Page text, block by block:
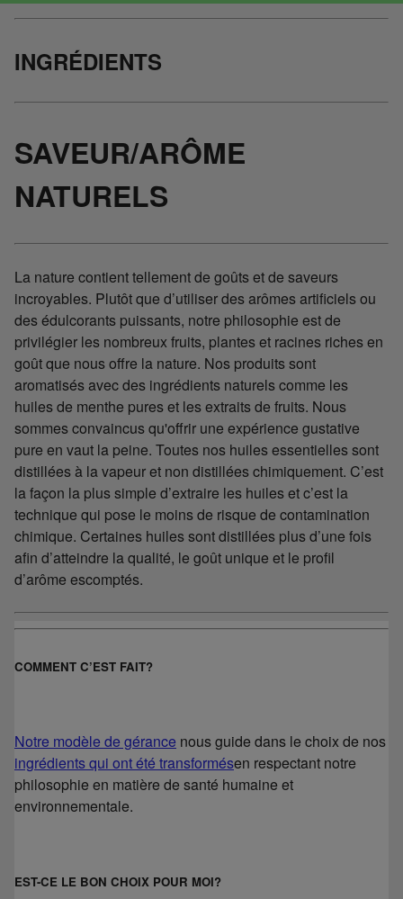
INGRÉDIENTS
SAVEUR/ARÔME
NATURELS
La nature contient tellement de goûts et de saveurs
incroyables. Plutôt que d’utiliser des arômes artificiels ou
des édulcorants puissants, notre philosophie est de
privilégier les nombreux fruits, plantes et racines riches en
goût que nous offre la nature. Nos produits sont
aromatisés avec des ingrédients naturels comme les
huiles de menthe pures et les extraits de fruits. Nous
sommes convaincus qu'offrir une expérience gustative
pure en vaut la peine. Toutes nos huiles essentielles sont
distillées à la vapeur et non distillées chimiquement. C’est
la façon la plus simple d’extraire les huiles et c’est la
technique qui pose le moins de risque de contamination
chimique. Certaines huiles sont distillées plus d’une fois
afin d’atteindre la qualité, le goût unique et le profil
d’arôme escomptés.
COMMENT C’EST FAIT?
Notre modèle de gérance nous guide dans le choix de nos
ingrédients qui ont été transformésen respectant notre
philosophie en matière de santé humaine et
environnementale.
EST-CE LE BON CHOIX POUR MOI?